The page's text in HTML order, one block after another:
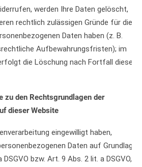
werden Ihre Daten gelöscht,
rechtlich zulässigen Gründe für die
Daten haben (z. B.
Aufbewahrungsfristen); im
die Löschung nach Fortfall dieser
zu den Rechtsgrundlagen der
dieser Website
eingewilligt haben,
Daten auf Grundlage
bzw. Art. 9 Abs. 2 lit. a DSGVO,